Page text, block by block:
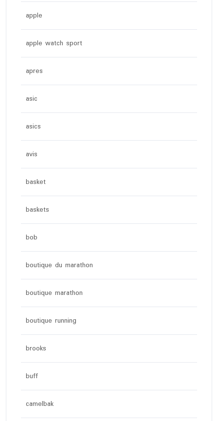
apple
apple watch sport
apres
asic
asics
avis
basket
baskets
bob
boutique du marathon
boutique marathon
boutique running
brooks
buff
camelbak